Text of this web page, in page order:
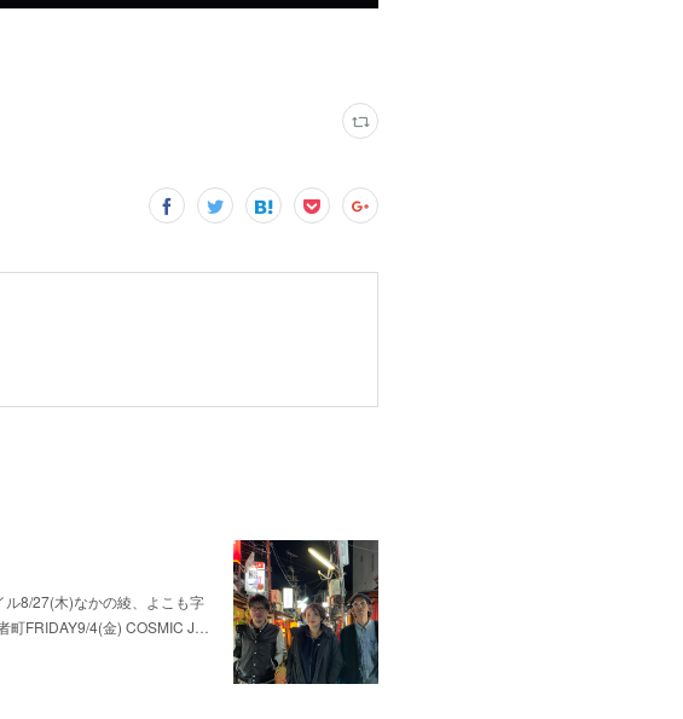
8/27(木)なかの綾、よこも字
町FRIDAY9/4(金) COSMIC J…